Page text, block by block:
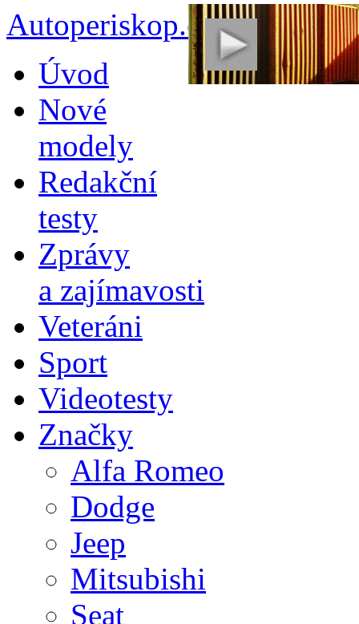
Autoperiskop.cz –
obsahu
webu
Úvod
Nové
modely
Redakční
testy
Zprávy
a zajímavosti
Veteráni
Sport
Videotesty
Značky
Alfa Romeo
Dodge
Jeep
Mitsubishi
Seat